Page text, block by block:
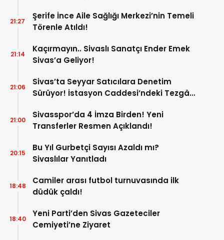
Şerife İnce Aile Sağlığı Merkezi’nin Temeli
Törenle Atıldı!
21:27
Kaçırmayın.. Sivaslı Sanatçı Ender Emek
Sivas’a Geliyor!
21:14
Sivas’ta Seyyar Satıcılara Denetim
Sürüyor! İstasyon Caddesi’ndeki Tezgâh
21:06
Sivasspor’da 4 İmza Birden! Yeni
Transferler Resmen Açıklandı!
21:00
Bu Yıl Gurbetçi Sayısı Azaldı mı?
Sivaslılar Yanıtladı
20:15
Camiler arası futbol turnuvasında ilk
düdük çaldı!
18:48
Yeni Parti’den Sivas Gazeteciler
Cemiyeti’ne Ziyaret
18:40